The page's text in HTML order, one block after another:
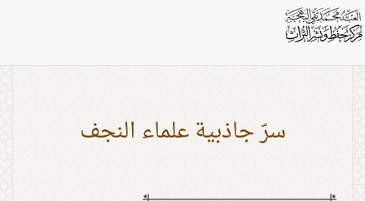
بطاقات: المراتب الإنسانية
سرّ جاذبية علماء النجف